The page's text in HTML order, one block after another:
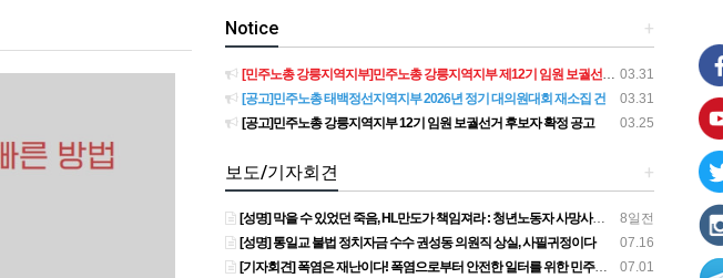
+
Notice
03.31
[민주노총 강릉지역지부]민주노총 강릉지역지부 제12기 임원 보궐선거결과 공고
03.31
[공고]민주노총 태백정선지역지부 2026년 정기 대의원대회 재소집 건
03.25
[공고]민주노총 강릉지역지부 12기 임원 보궐선거 후보자 확정 공고
+
보도/기자회견
8일전
[성명] 막을 수 있었던 죽음, HL만도가 책임져라 : 청년노동자 사망사고의 철저한 진상규명과 재발방지 대책 마련하라
07.16
[성명] 통일교 불법 정치자금 수수 권성동 의원직 상실, 사필귀정이다
07.01
[기자회견] 폭염은 재난이다! 폭염으로부터 안전한 일터를 위한 민주노총 강원지역본부 폭염감시단 선포 기자회견